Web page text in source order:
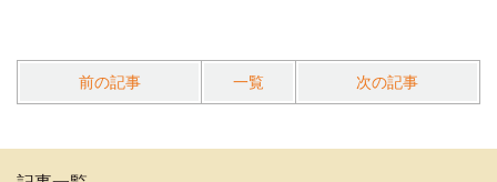
前の記事 一覧 次の記事